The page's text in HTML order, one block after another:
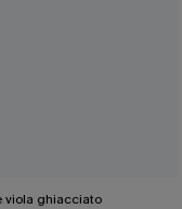
viola ghiacciato